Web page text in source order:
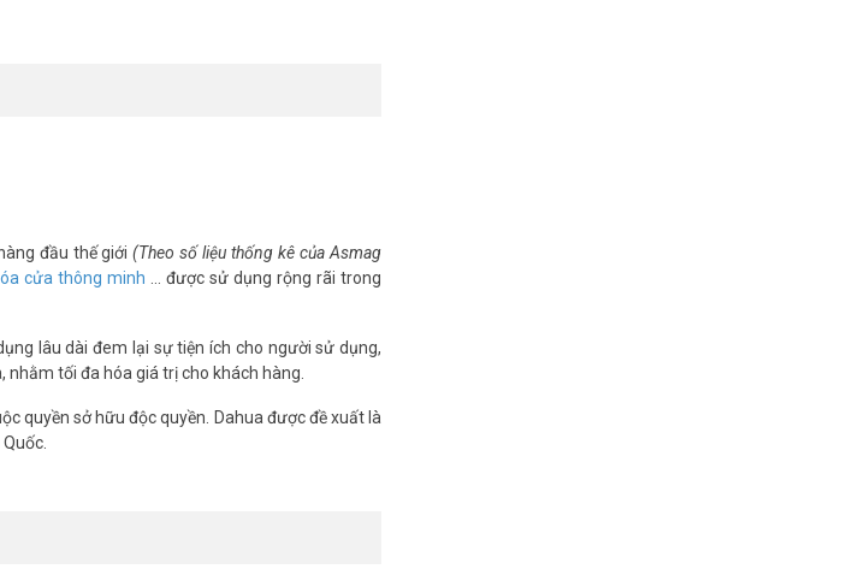
đầu thế giới(Theo số liệu thống kê của Asmag
cửa thông minh … được sử dụng rộng rãi trong
lâu dài đem lại sự tiện ích cho người sử dụng,
tối đa hóa giá trị cho khách hàng.
quyền sở hữu độc quyền. Dahua được đề xuất là